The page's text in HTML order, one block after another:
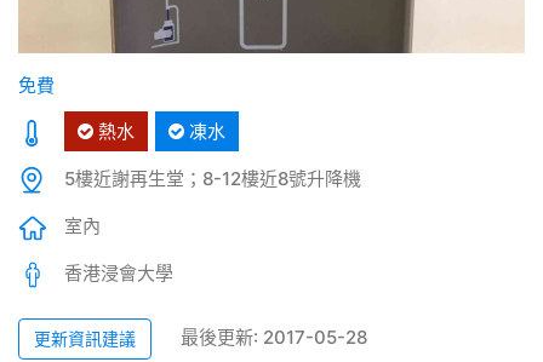
免費
熱水
凍水
5樓近謝再生堂；8-12樓近8號升降機
室內
香港浸會大學
更新資訊建議 最後更新: 2017-05-28